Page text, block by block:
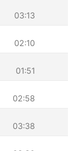
03:13
02:10
01:51
02:58
03:38